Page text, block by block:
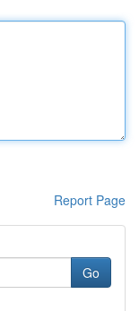
Report Page
Go